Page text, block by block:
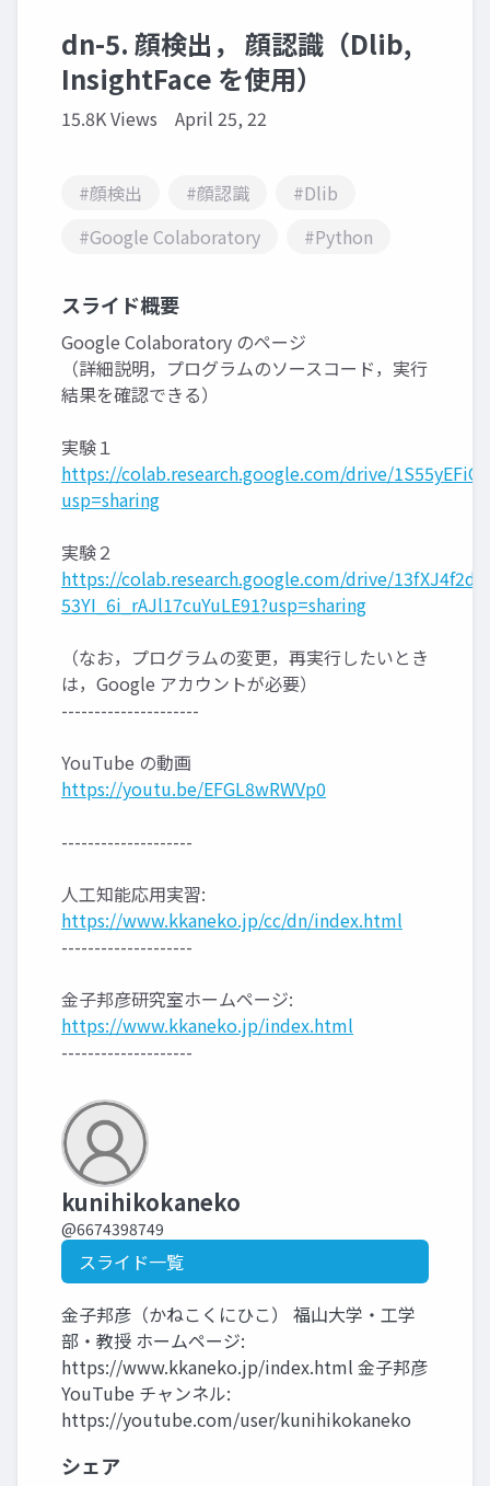
dn-5. 顔検出， 顔認識（Dlib,
InsightFace を使用）
15.8K Views April 25, 22
#顔検出 #顔認識
#Dlib
#Google Colaboratory
#Python
スライド概要
Google Colaboratory のページ
（詳細説明，プログラムのソースコード，実行
結果を確認できる）
実験１
https://colab.research.google.com/drive/
usp=sharing
実験２
https://colab.research.google.com/drive/
53YI_6i_rAJl17cuYuLE91?usp=sharing
（なお，プログラムの変更，再実行したいとき
は，Google アカウントが必要）
---------------------
YouTube の動画
https://youtu.be/EFGL8wRWVp0
--------------------
人工知能応用実習:
https://www.kkaneko.jp/cc/dn/index.html
--------------------
金子邦彦研究室ホームページ:
https://www.kkaneko.jp/index.html
--------------------
kunihikokaneko
@6674398749
スライド一覧
金子邦彦（かねこくにひこ） 福山大学・工学
部・教授 ホームページ:
https://www.kkaneko.jp/index.html 金子邦彦
YouTube チャンネル:
https://youtube.com/user/kunihikokaneko
シェア